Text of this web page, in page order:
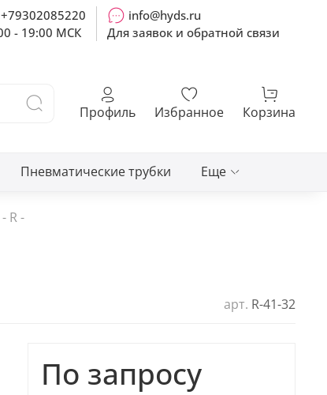
+79302085220
- 19:00 МСК
info@hyds.ru
Для заявок и обратной связи
Профиль Избранное Корзина
Пневматические трубки Еще
R -
арт. R-41-32
По запросу